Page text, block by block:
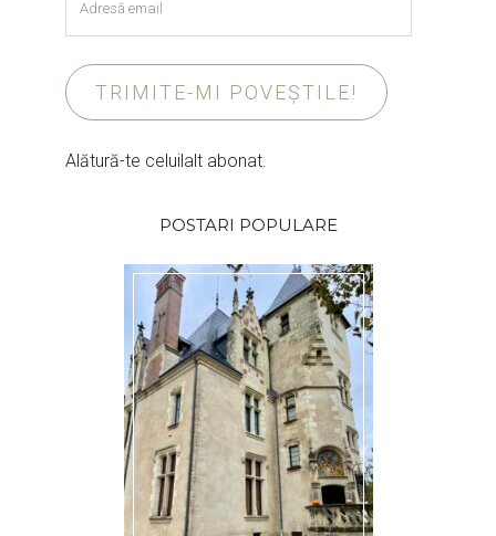
email
TRIMITE-MI POVEȘTILE!
Alătură-te celuilalt abonat.
POSTARI POPULARE